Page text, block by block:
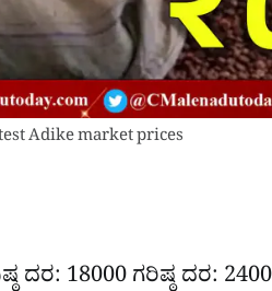
Adike market prices
ದರ: 18000 ಗರಿಷ್ಠ ದರ: